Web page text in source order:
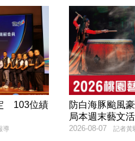
103位績
導
防白海豚颱風
局本週末藝文
記者黃
2026-08-07